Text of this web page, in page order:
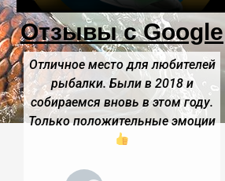
Отзывы с Google
Отличное место для любителей
рыбалки. Были в 2018 и
собираемся вновь в этом году.
Только положительные эмоции